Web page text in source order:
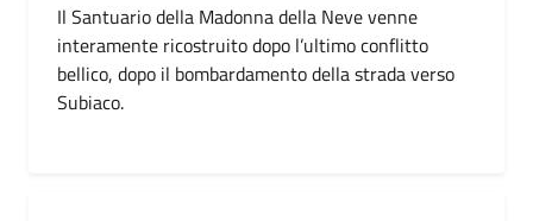
Il Santuario della Madonna della Neve venne
interamente ricostruito dopo l’ultimo conflitto
bellico, dopo il bombardamento della strada verso
Subiaco.